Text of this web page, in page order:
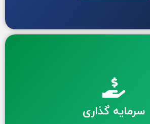
سرمایه گذاری